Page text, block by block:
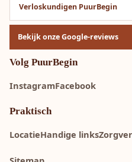
Verloskundigen PuurBegin
Bekijk onze Google-reviews
Volg PuurBegin
InstagramFacebook
Praktisch
LocatieHandige links